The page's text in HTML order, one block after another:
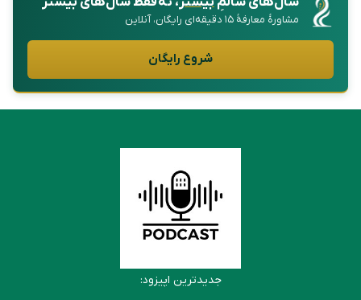
مشاورهٔ معارفهٔ ۱۵ دقیقه‌ای رایگان، آنلاین
شروع رایگان
جدیدترین اپیزود: